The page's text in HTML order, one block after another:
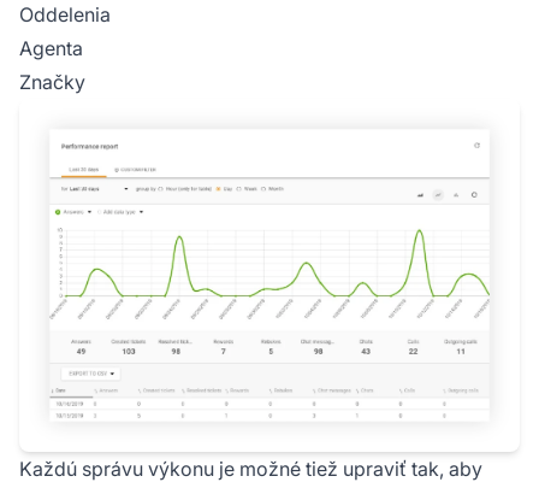
Oddelenia
Agenta
Značky
Každú správu výkonu je možné tiež upraviť tak, aby